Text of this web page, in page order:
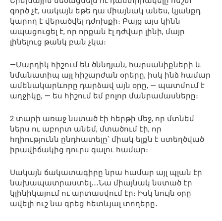
գործ չէ, սակայն եթե դա միայնակ անես, կյանքդ
կարող է վերածվել դժոխքի։ Բայց այս կինն
ապացուցել է, որ որքան էլ դժվար լինի, մայր
լինելուց թանկ բան չկա։
—Մարդիկ հիշում են ծննդյան, հարսանիքների և
նմանատիպ այլ հիշարժան օրերը, իսկ ինձ համար
ամենակարևորը դարձավ այն օրը, — պատմում է
աղջիկը, — ես հիշում եմ բոլոր մանրամասները։
2 տարի առաջ նստած էի հերթի մեջ, որ մտնեմ
ներս ու աբորտ անեմ, մտածում էի, որ
հղիությունն ընդհատելը՝ միակ ելքն է ստեղծված
իրավիճակից դուրս գալու համար։
Սակայն ճակատագիրը նրա համար այլ պլան էր
նախապատրաստել․․․Նա միայնակ նստած էր
կլինիկայում ու արտասվում էր։ Իսկ նույն օրը
ավելի ուշ նա գրեց հետևյալ տողերը․